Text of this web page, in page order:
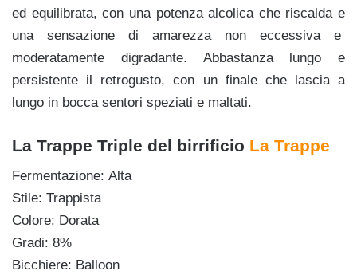
ed equilibrata, con una potenza alcolica che riscalda e
una sensazione di amarezza non eccessiva e
moderatamente digradante. Abbastanza lungo e
persistente il retrogusto, con un finale che lascia a
lungo in bocca sentori speziati e maltati.
La Trappe Triple del birrificio La Trappe
Fermentazione: Alta
Stile: Trappista
Colore: Dorata
Gradi: 8%
Bicchiere: Balloon